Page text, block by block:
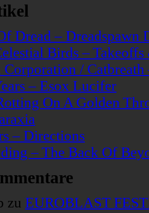
Dread – Dreadspawn
Birds –
Corporation /
– Esox Lucifer
On A Golden
– Directions
– The Back Of
zu EUROBLAST